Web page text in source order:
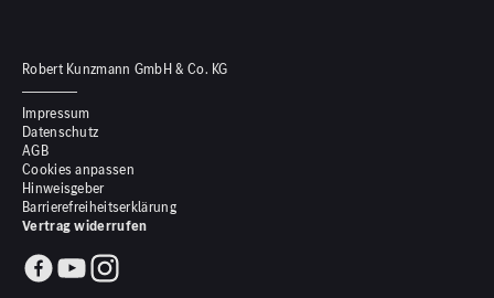
Robert Kunzmann GmbH & Co. KG
Impressum
Datenschutz
AGB
Cookies anpassen
Hinweisgeber
Barrierefreiheitserklärung
Vertrag widerrufen